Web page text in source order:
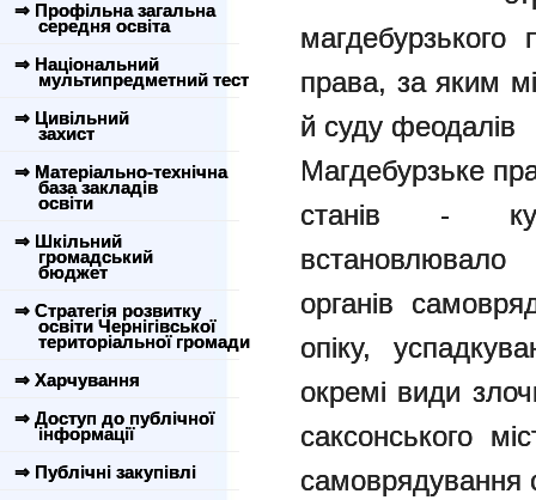
⇒ Профільна загальна
середня освіта
⇒ Національний
мультипредметний тест
⇒ Цивільний
захист
⇒ Матеріально-технічна
база закладів
освіти
⇒ Шкільний
громадський
бюджет
⇒ Стратегія розвитку
освіти Чернігівської
територіальної громади
⇒ Харчування
⇒ Доступ до публічної
інформації
⇒ Публічні закупівлі
права, за яким
й суду феодалів
Магдебурзьке
станів -
органів
опіку,
окремі види
саксонського
самоврядування